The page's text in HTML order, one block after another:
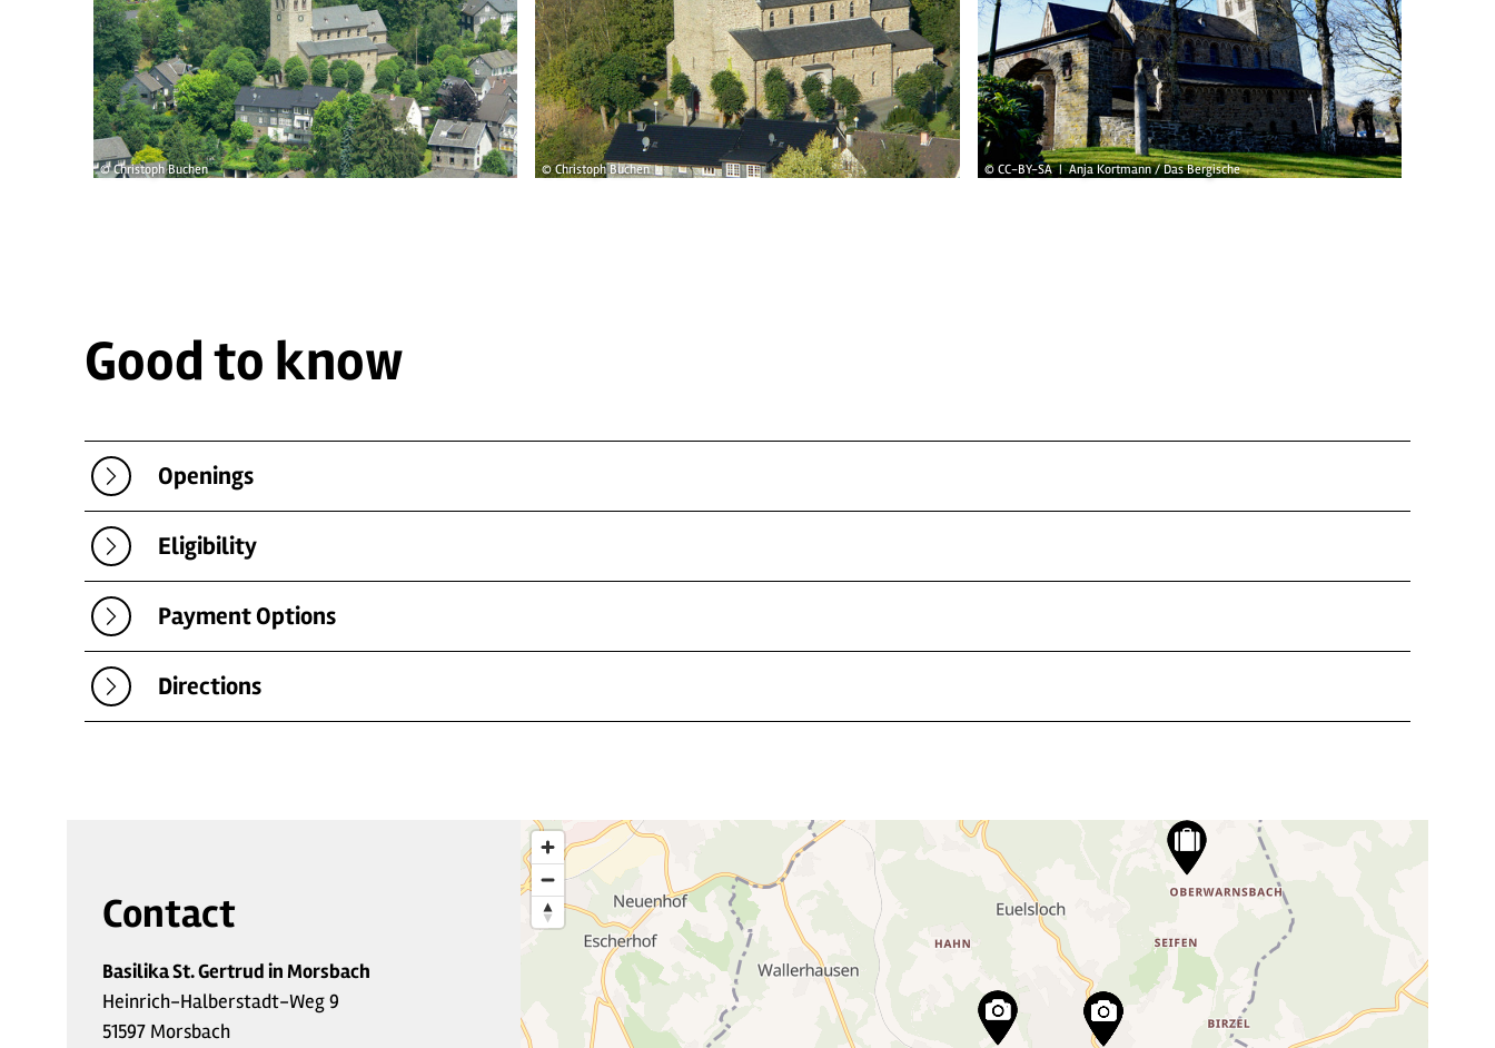
© Christoph Buchen © Christoph Buchen © CC-BY-SA | Anja Kortmann / Das Bergische
Good to know
Openings
Eligibility
Payment Options
Directions
Contact
Basilika St. Gertrud in Morsbach
Heinrich-Halberstadt-Weg 9
51597 Morsbach